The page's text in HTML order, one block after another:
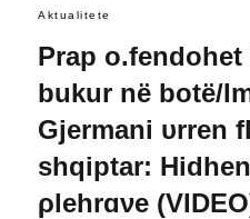
Aktualitete
Prap
bukur në botë/
Gjermani υrren
shqiptar:
ρlehrɑνe